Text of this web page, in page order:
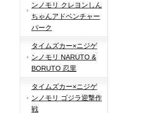
ンノモリ クレヨンしん
ちゃんアドベンチャー
パーク
タイムズカー×ニジゲ
ンノモリ NARUTO &
BORUTO 忍里
タイムズカー×ニジゲ
ンノモリ ゴジラ迎撃作
戦